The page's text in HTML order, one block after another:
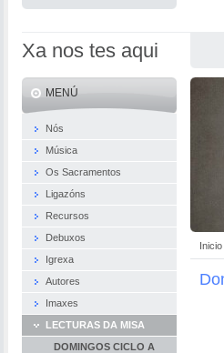
Xa nos tes aqui
Inicio
MENÚ
Nós
Música
Os Sacramentos
Ligazóns
Recursos
Debuxos
Igrexa
Autores
Imaxes
LECTURAS DA MISA
DOMINGOS CICLO A